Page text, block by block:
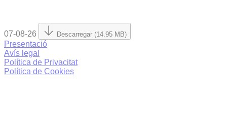
07-08-26 Descarregar (14.95 MB)
Presentació
Avís legal
Política de Privacitat
Política de Cookies